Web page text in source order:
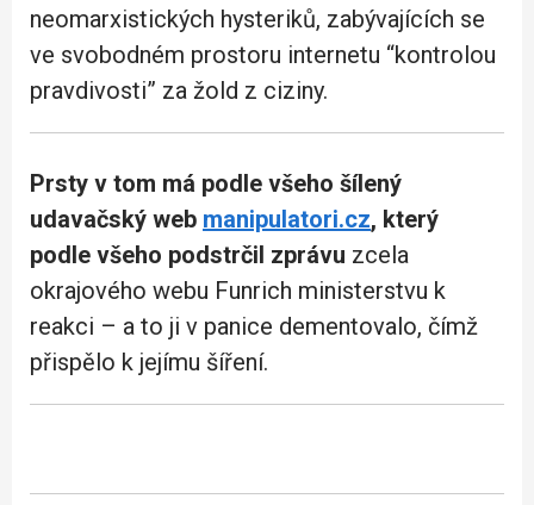
neomarxistických hysteriků, zabývajících se
ve svobodném prostoru internetu “kontrolou
pravdivosti” za žold z ciziny.
Prsty v tom má podle všeho šílený
udavačský web manipulatori.cz, který
podle všeho podstrčil zprávu zcela
okrajového webu Funrich ministerstvu k
reakci – a to ji v panice dementovalo, čímž
přispělo k jejímu šíření.